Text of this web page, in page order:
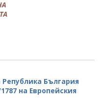
България
на Европейския